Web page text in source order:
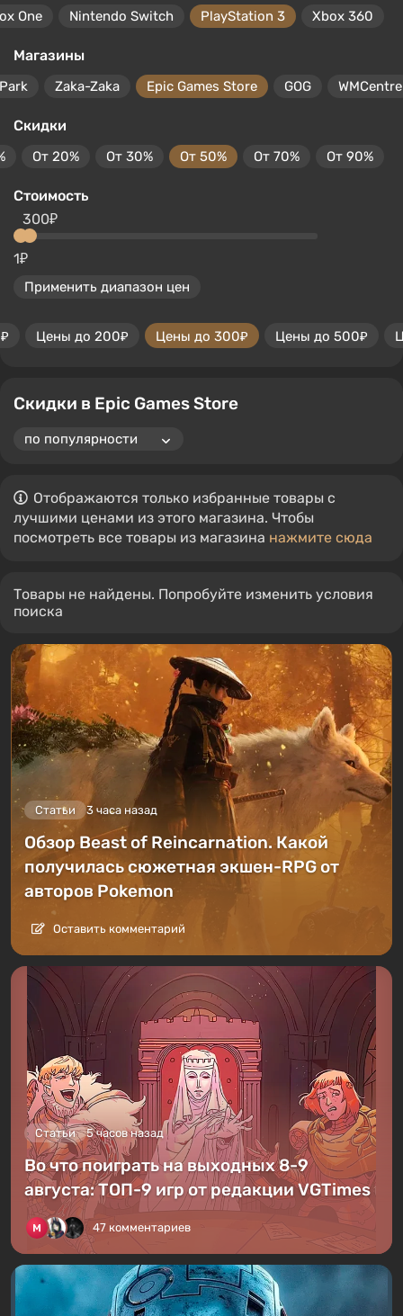
One Nintendo Switch PlayStation 3 Xbox 360
Магазины
Zaka-Zaka Epic Games Store GOG WMCentre
Скидки
От 20% От 30% От 50% От 70% От 90%
Стоимость
1₽
300₽
Применить диапазон цен
Цены до 200₽ Цены до 300₽ Цены до 500₽
Скидки в Epic Games Store
Отображаются только избранные товары с
лучшими ценами из этого магазина. Чтобы
посмотреть все товары из магазина нажмите сюда
Товары не найдены. Попробуйте изменить условия
поиска
Статьи 3 часа назад
Обзор Beast of Reincarnation. Какой
получилась сюжетная экшен-RPG от
авторов Pokemon
Оставить комментарий
Статьи 5 часов назад
Во что поиграть на выходных 8-9
августа: ТОП-9 игр от редакции VGTimes
47 комментариев